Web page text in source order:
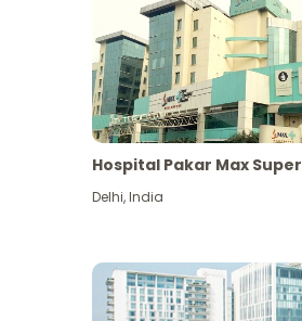
Hospital Pakar Max Super
Delhi,India